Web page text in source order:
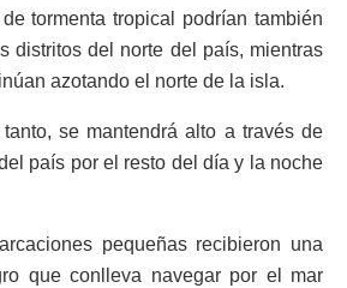
tormenta tropical podrían también
distritos del norte del país, mientras
azotando el norte de la isla.
se mantendrá alto a través de
país por el resto del día y la noche
pequeñas recibieron una
que conlleva navegar por el mar